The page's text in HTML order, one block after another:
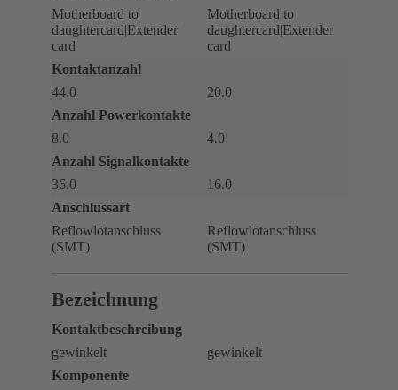
Motherboard to
daughtercard|Extender
card
Motherboard to
daughtercard|Extender
card
Kontaktanzahl
44.0
20.0
Anzahl Powerkontakte
8.0
4.0
Anzahl Signalkontakte
36.0
16.0
Anschlussart
Reflowlötanschluss
(SMT)
Reflowlötanschluss
(SMT)
Bezeichnung
Kontaktbeschreibung
gewinkelt
gewinkelt
Komponente